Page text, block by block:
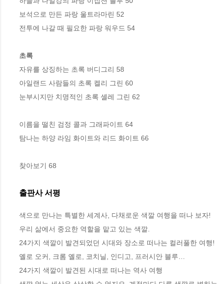
보석으로 만든 파랑 울트라마린 52
전투에 나갈 때 필요한 파랑 워우드 54
초록
자유를 상징하는 초록 버디그리 58
아일랜드 사람들의 초록 켈리 그린 60
눈부시지만 치명적인 초록 셸레 그린 62
이름을 떨친 검정 콜과 그래파이트 64
탐나는 하양 라임 화이트와 리드 화이트 66
찾아보기 68
출판사 서평
색으로 만나는 특별한 세계사, 다채로운 색깔 여행을 떠나 보자!
우리 삶에서 중요한 역할을 맡고 있는 색깔.
24가지 색깔이 발견되었던 시대와 장소로 떠나는 컬러풀한 여행!
옐로 오커, 크롬 옐로, 코치닐, 인디고, 프러시안 블루…
24가지 색깔이 발견된 시대로 떠나는 역사 여행